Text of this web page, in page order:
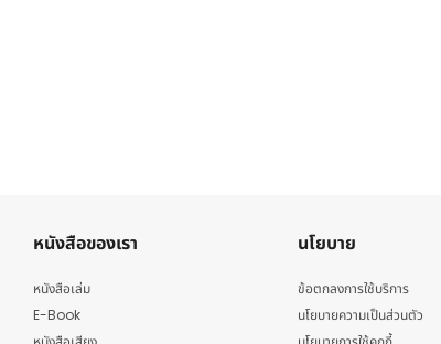
หนังสือของเรา
หนังสือเล่ม
E-Book
นโยบาย
ข้อตกลงการใช้บริการ
นโยบายความเป็นส่วนตัว